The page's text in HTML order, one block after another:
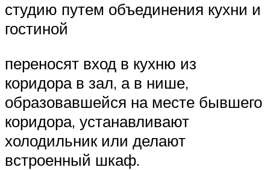
студию путем объединения кухни и
гостиной
переносят вход в кухню из
коридора в зал, а в нише,
образовавшейся на месте бывшего
коридора, устанавливают
холодильник или делают
встроенный шкаф.